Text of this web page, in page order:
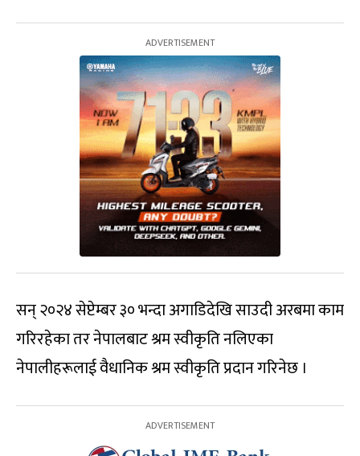
सन् २०२४ सेप्टेम्बर ३० भन्दा अगाडिदेखि साउदी अरबमा काम
गरिरहेका तर नेपालबाट श्रम स्वीकृति नलिएका
नेपालीहरूलाई वैधानिक श्रम स्वीकृति प्रदान गरिनेछ ।